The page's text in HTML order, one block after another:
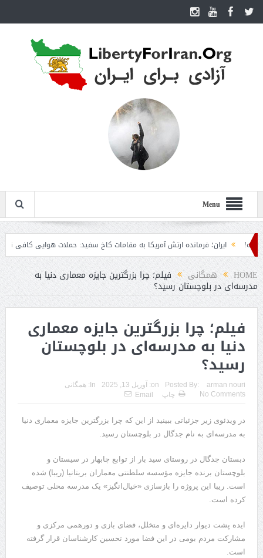
Menu
ایران؛ فرمانده ارتش آمریکا به مقامات کاخ سفید: حملات هوایی کافی نیست
HOME همگانی فیلم؛ چرا بزرگترین جایزه معماری دنیا به
مدرسه‌ای در بلوچستان رسید؟
فیلم؛ چرا بزرگترین جایزه معماری
دنیا به مدرسه‌ای در بلوچستان
رسید؟
Posted By: arman nouri
on: آوریل 13, 2025 In: همگانی
No Comments
چاپ Email
در ویدئوی زیر جزئیاتی ببینید از این که چرا بزرگترین جایزه معماری دنیا
به مدرسه‌ای به نام جدگال در بلوچستان رسید.
دبستان جدگال در روستای سید بار از توابع چابهار در سیستان و
بلوچستان برنده جایزه مؤسسه سلطنتی معماران بریتانیا (ریبا) شده
است. ریبا این پروژه را بازسازی «خیال‌انگیز» یک مدرسه محلی توصیف
کرده است.
ایده پشت دیوار دایره‌ای و متخلل، فضای بازی و دورهمی مرکزی و
مشارکت مردم بومی در این فضا مورد تحسین کارشناسان قرار گرفته
است.